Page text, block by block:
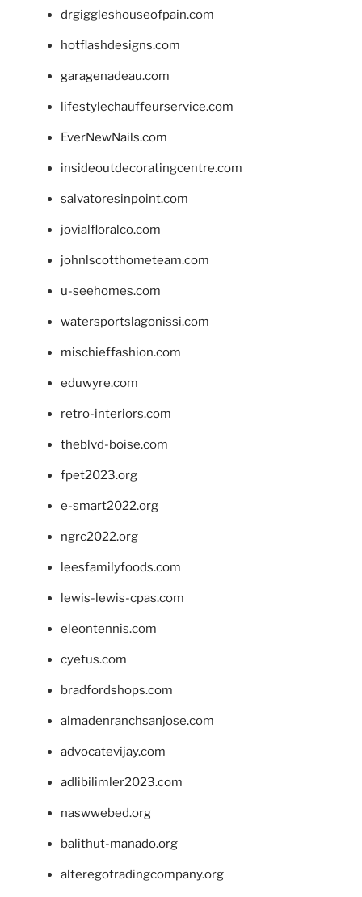
drgiggleshouseofpain.com
hotflashdesigns.com
garagenadeau.com
lifestylechauffeurservice.com
EverNewNails.com
insideoutdecoratingcentre.com
salvatoresinpoint.com
jovialfloralco.com
johnlscotthometeam.com
u-seehomes.com
watersportslagonissi.com
mischieffashion.com
eduwyre.com
retro-interiors.com
theblvd-boise.com
fpet2023.org
e-smart2022.org
ngrc2022.org
leesfamilyfoods.com
lewis-lewis-cpas.com
eleontennis.com
cyetus.com
bradfordshops.com
almadenranchsanjose.com
advocatevijay.com
adlibilimler2023.com
naswwebed.org
balithut-manado.org
alteregotradingcompany.org